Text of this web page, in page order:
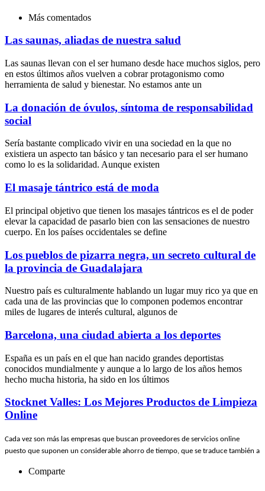
Más comentados
Las saunas, aliadas de nuestra salud
Las saunas llevan con el ser humano desde hace muchos siglos, pero
en estos últimos años vuelven a cobrar protagonismo como
herramienta de salud y bienestar. No estamos ante un
La donación de óvulos, síntoma de responsabilidad
social
Sería bastante complicado vivir en una sociedad en la que no
existiera un aspecto tan básico y tan necesario para el ser humano
como lo es la solidaridad. Aunque existen
El masaje tántrico está de moda
El principal objetivo que tienen los masajes tántricos es el de poder
elevar la capacidad de pasarlo bien con las sensaciones de nuestro
cuerpo. En los países occidentales se define
Los pueblos de pizarra negra, un secreto cultural de
la provincia de Guadalajara
Nuestro país es culturalmente hablando un lugar muy rico ya que en
cada una de las provincias que lo componen podemos encontrar
miles de lugares de interés cultural, algunos de
Barcelona, una ciudad abierta a los deportes
España es un país en el que han nacido grandes deportistas
conocidos mundialmente y aunque a lo largo de los años hemos
hecho mucha historia, ha sido en los últimos
Stocknet Valles: Los Mejores Productos de Limpieza
Online
Cada vez son más las empresas que buscan proveedores de servicios online
puesto que suponen un considerable ahorro de tiempo, que se traduce también a
Comparte